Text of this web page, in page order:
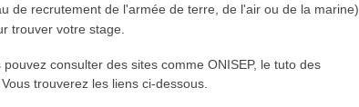
de recrutement de l'armée de terre, de l'air ou de la marine).
trouver votre stage.
consulter des sites comme ONISEP, le tuto des
trouverez les liens ci-dessous.